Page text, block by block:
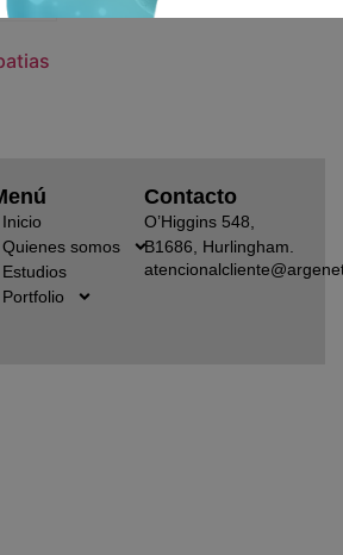
Inicio
Quienes somos
Estudios
Portfolio
Contacto
O’Higgins 548,
B1686, Hurlingham.